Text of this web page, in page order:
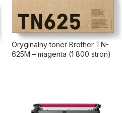
Oryginalny toner Brother TN-
625M – magenta (1 800 stron)